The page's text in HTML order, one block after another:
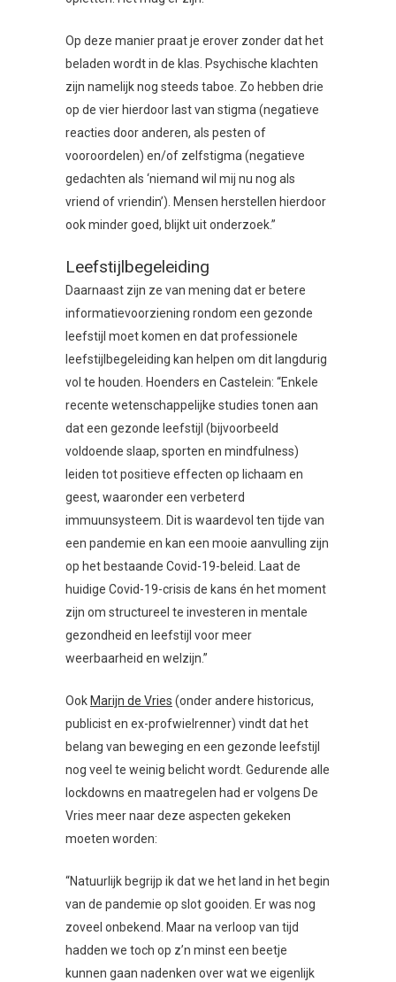
Op deze manier praat je erover zonder dat het
beladen wordt in de klas. Psychische klachten
zijn namelijk nog steeds taboe. Zo hebben drie
op de vier hierdoor last van stigma (negatieve
reacties door anderen, als pesten of
vooroordelen) en/of zelfstigma (negatieve
gedachten als ‘niemand wil mij nu nog als
vriend of vriendin’). Mensen herstellen hierdoor
ook minder goed, blijkt uit onderzoek.”
Leefstijlbegeleiding
Daarnaast zijn ze van mening dat er betere
informatievoorziening rondom een gezonde
leefstijl moet komen en dat professionele
leefstijlbegeleiding kan helpen om dit langdurig
vol te houden. Hoenders en Castelein: “Enkele
recente wetenschappelijke studies tonen aan
dat een gezonde leefstijl (bijvoorbeeld
voldoende slaap, sporten en mindfulness)
leiden tot positieve effecten op lichaam en
geest, waaronder een verbeterd
immuunsysteem. Dit is waardevol ten tijde van
een pandemie en kan een mooie aanvulling zijn
op het bestaande Covid-19-beleid. Laat de
huidige Covid-19-crisis de kans én het moment
zijn om structureel te investeren in mentale
gezondheid en leefstijl voor meer
weerbaarheid en welzijn.”
Ook Marijn de Vries (onder andere historicus,
publicist en ex-profwielrenner) vindt dat het
belang van beweging en een gezonde leefstijl
nog veel te weinig belicht wordt. Gedurende alle
lockdowns en maatregelen had er volgens De
Vries meer naar deze aspecten gekeken
moeten worden:
“Natuurlijk begrijp ik dat we het land in het begin
van de pandemie op slot gooiden. Er was nog
zoveel onbekend. Maar na verloop van tijd
hadden we toch op z’n minst een beetje
kunnen gaan nadenken over wat we eigenlijk